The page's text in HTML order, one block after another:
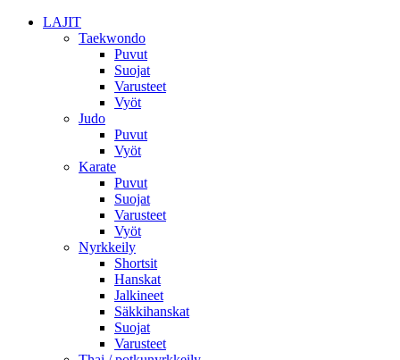
LAJIT
Taekwondo
Puvut
Suojat
Varusteet
Vyöt
Judo
Puvut
Vyöt
Karate
Puvut
Suojat
Varusteet
Vyöt
Nyrkkeily
Shortsit
Hanskat
Jalkineet
Säkkihanskat
Suojat
Varusteet